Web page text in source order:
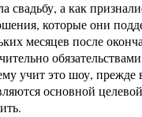
свадьбу, а как
которые они
месяцев после
учит это шоу, прежде
основной